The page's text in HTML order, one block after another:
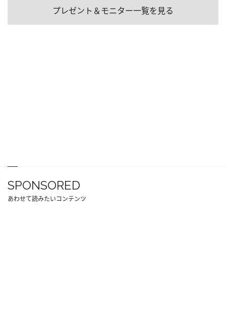
プレゼント＆モニター一覧を見る
SPONSORED
あわせて読みたいコンテンツ